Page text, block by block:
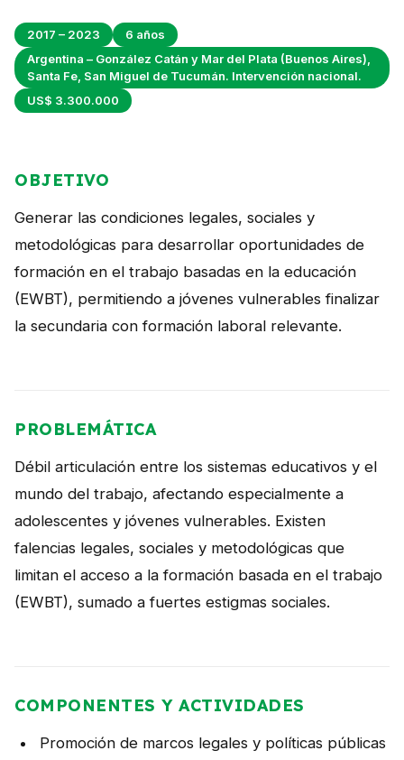
Argentina
PROYECTOS
Publicaciones
Caja de Herramientas
NOTICIAS
CONTACTO
English
2017 – 2023
6 años
Argentina – González Catán y Mar del Plata (Buenos Aires),
Santa Fe, San Miguel de Tucumán. Intervención nacional.
US$ 3.300.000
OBJETIVO
Generar las condiciones legales, sociales y
metodológicas para desarrollar oportunidades de
formación en el trabajo basadas en la educación
(EWBT), permitiendo a jóvenes vulnerables finalizar
la secundaria con formación laboral relevante.
PROBLEMÁTICA
Débil articulación entre los sistemas educativos y el
mundo del trabajo, afectando especialmente a
adolescentes y jóvenes vulnerables. Existen
falencias legales, sociales y metodológicas que
limitan el acceso a la formación basada en el trabajo
(EWBT), sumado a fuertes estigmas sociales.
COMPONENTES Y ACTIVIDADES
Promoción de marcos legales y políticas públicas